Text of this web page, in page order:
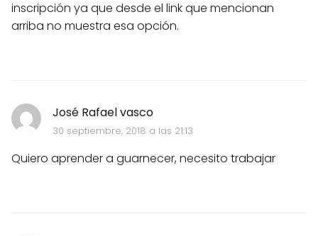
inscripción ya que desde el link que mencionan
arriba no muestra esa opción.
José Rafael vasco
30 septiembre, 2018 a las 21:13
Quiero aprender a guarnecer, necesito trabajar